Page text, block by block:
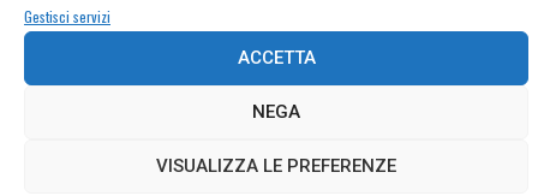
Gestisci servizi
ACCETTA
NEGA
VISUALIZZA LE PREFERENZE